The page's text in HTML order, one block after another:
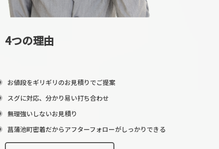
4つの理由
お値段をギリギリのお見積りでご提案
スグに対応、分かり易い打ち合わせ
無理強いしないお見積り
菖蒲池町密着だからアフターフォローがしっかりできる